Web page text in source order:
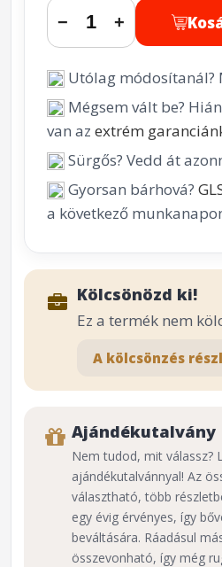
− +
Utólag módosítanál?
Mégsem vált be?
van az extrém
Sürgős? Vedd át
Gyorsan bárhová?
a következő
Kölcsönözd ki!
Ez a termék nem
A kölcsönzés
Ajándékutalvány
Nem tudod, mit válassz?
ajándékutalvánnyal! Az
választható, több
egy évig érvényes, így
beváltására. Ráadásul
összevonható, így még